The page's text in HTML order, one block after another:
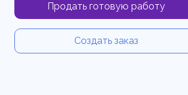
Продать готовую работу
Создать заказ